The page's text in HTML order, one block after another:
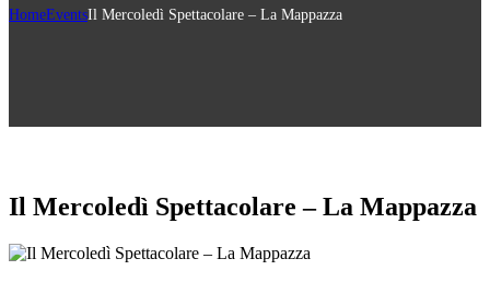
HomeEventsIl Mercoledì Spettacolare – La Mappazza
Il Mercoledì Spettacolare – La Mappazza